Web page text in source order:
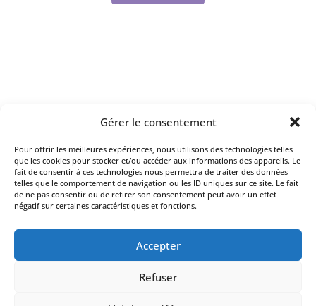
Gérer le consentement
Pour offrir les meilleures expériences, nous utilisons des technologies telles
que les cookies pour stocker et/ou accéder aux informations des appareils. Le
fait de consentir à ces technologies nous permettra de traiter des données
telles que le comportement de navigation ou les ID uniques sur ce site. Le fait
de ne pas consentir ou de retirer son consentement peut avoir un effet
négatif sur certaines caractéristiques et fonctions.
Accepter
Refuser